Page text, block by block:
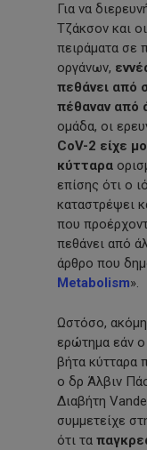
Για να
Τζάκσον και
πειράματα σε
οργάνων,
πεθάνει από
πέθαναν από
ομάδα, οι
CoV-2 είχε
κύτταρα
επίσης ότι ο
καταστρέψει
που
πεθάνει από
άρθρο που
Metabolism».
Ωστόσο, ακόμη
ερώτημα εάν
βήτα κύτταρα
ο δρ Άλβιν
Διαβήτη
συμμετείχε
ότι τα